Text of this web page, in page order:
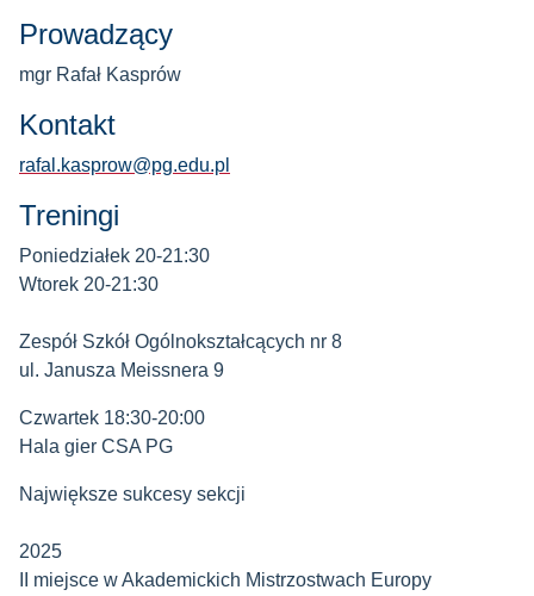
Prowadzący
mgr Rafał Kasprów
Kontakt
rafal.kasprow@pg.edu.pl
Treningi
Poniedziałek 20-21:30
Wtorek 20-21:30
Zespół Szkół Ogólnokształcących nr 8
ul. Janusza Meissnera 9
Czwartek 18:30-20:00
Hala gier CSA PG
Największe sukcesy sekcji
2025
II miejsce w Akademickich Mistrzostwach Europy